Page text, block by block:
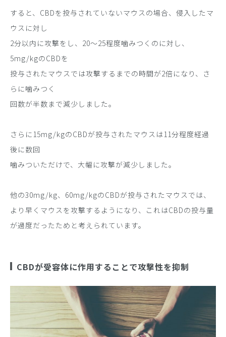
すると、CBDを投与されていないマウスの場合、侵入したマ
ウスに対し
2分以内に攻撃をし、20～25程度噛みつくのに対し、
5mg/kgのCBDを
投与されたマウスでは攻撃するまでの時間が2倍になり、さ
らに噛みつく
回数が半数まで減少しました。
さらに15mg/kgのCBDが投与されたマウスは11分程度経過
後に数回
噛みついただけで、大幅に攻撃が減少しました。
他の30mg/kg、60mg/kgのCBDが投与されたマウスでは、
より早くマウスを攻撃するようになり、これはCBDの投与量
が過度だったためと考えられています。
CBDが受容体に作用することで攻撃性を抑制